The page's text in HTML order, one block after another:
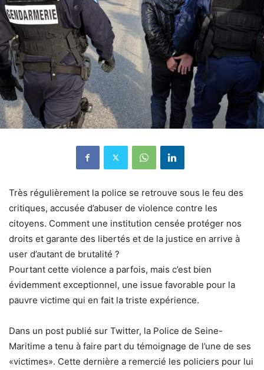
Très régulièrement la police se retrouve sous le feu des
critiques, accusée d’abuser de violence contre les
citoyens. Comment une institution censée protéger nos
droits et garante des libertés et de la justice en arrive à
user d’autant de brutalité ?
Pourtant cette violence a parfois, mais c’est bien
évidemment exceptionnel, une issue favorable pour la
pauvre victime qui en fait la triste expérience.
Dans un post publié sur Twitter, la Police de Seine-
Maritime a tenu à faire part du témoignage de l’une de ses
«victimes». Cette dernière a remercié les policiers pour lui